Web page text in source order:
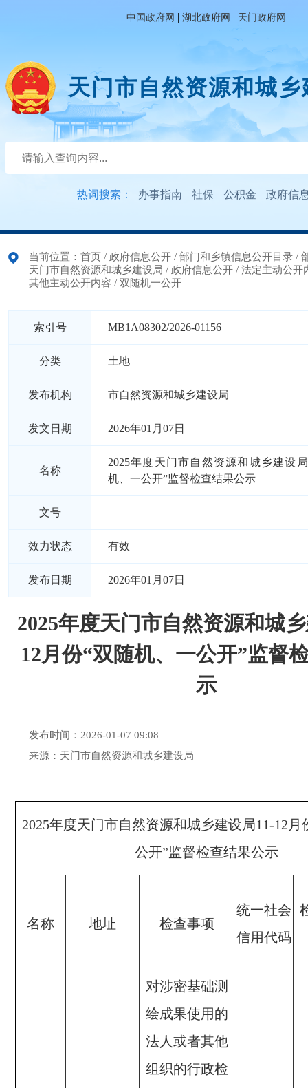
中国政府网 | 湖北政府网 | 天门政府网
天门市自然资源和城
热词搜索： 办事指南 社保 公积金 政府信
当前位置： 首页 / 政府信息公开 / 部门和乡镇信息公开目录 /
天门市自然资源和城乡建设局 / 政府信息公开 / 法定主动公开
其他主动公开内容 / 双随机一公开
索引号 MB1A08302/2026-01156
分类 土地
发布机构 市自然资源和城乡建设局
发文日期 2026年01月07日
名称
2025年度天门市自然资源和城乡建设
机、一公开”监督检查结果公示
文号
效力状态 有效
发布日期 2026年01月07日
2025年度天门市自然资源和城
12月份“双随机、一公开”监督
示
发布时间：2026-01-07 09:08
来源：天门市自然资源和城乡建设局
2025年度天门市自然资源和城乡建设局11-12月
公开”监督检查结果公示
名称 地址 检查事项
统一社会
信用代码
对涉密基础测
绘成果使用的
法人或者其他
组织的行政检